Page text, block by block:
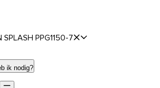
SPLASH PPG1150-7
ik nodig?